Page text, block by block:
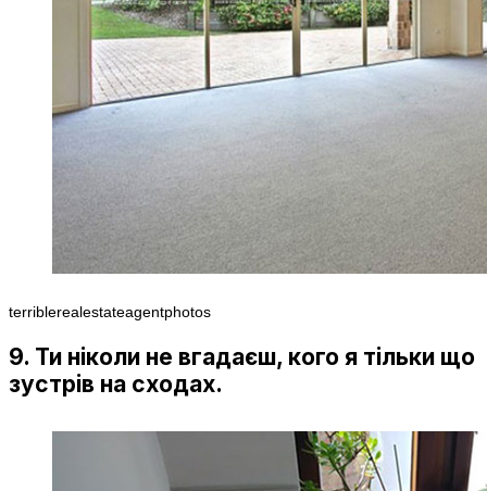
terriblerealestateagentphotos
9. Ти ніколи не вгадаєш, кого я тільки що
зустрів на сходах.